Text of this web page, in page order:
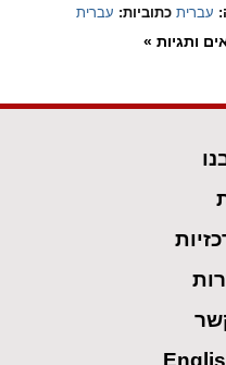
השארת
עברית כתוביות: עברית
ותגיות »